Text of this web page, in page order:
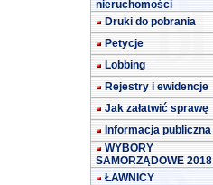
nieruchomości
Druki do pobrania
Petycje
Lobbing
Rejestry i ewidencje
Jak załatwić sprawę
Informacja publiczna
WYBORY
SAMORZĄDOWE 2018
ŁAWNICY